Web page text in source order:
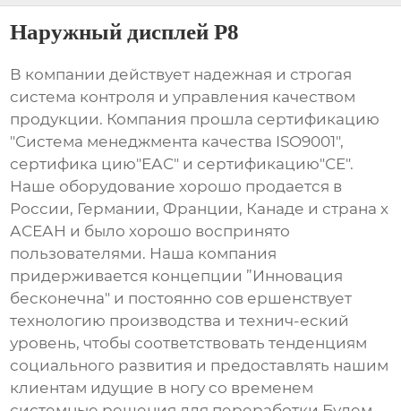
Наружный дисплей P8
В компании действует надежная и строгая
система контроля и управления качеством
продукции. Компания прошла сертификацию
"Система менеджмента качества ISO9001",
сертифика цию"ЕАС" и сертификацию"СЕ".
Наше оборудование хорошо продается в
России, Германии, Франции, Канаде и страна х
АСЕАН и было хорошо воспринято
пользователями. Наша компания
придерживается концепции ”Инновация
бесконечна" и постоянно сов ершенствует
технологию производства и технич-еский
уровень, чтобы соответствовать тенденциям
социального развития и предоставлять нашим
клиентам идущие в ногу со временем